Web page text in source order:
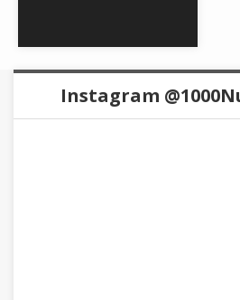
Instagram